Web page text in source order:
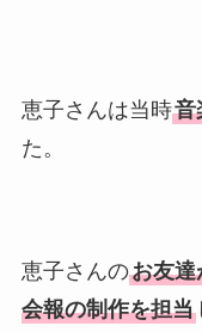
恵子さんは当時音
た。
恵子さんのお友達
会報の制作を担当